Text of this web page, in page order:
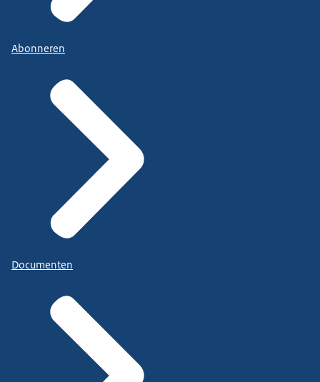
Abonneren
Documenten